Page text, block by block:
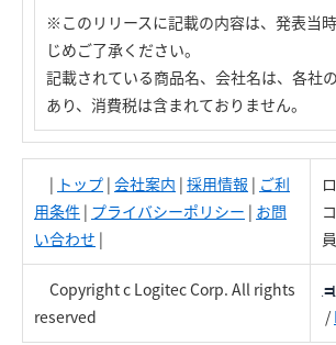
※このリリースに記載の内容は、発表当
じめご了承ください。
記載されている商品名、会社名は、各社
あり、消費税は含まれておりません。
| トップ | 会社案内 | 採用情報 | ご利
用条件 | プライバシーポリシー | お問
い合わせ |
Copyright c Logitec Corp. All rights
reserved
/